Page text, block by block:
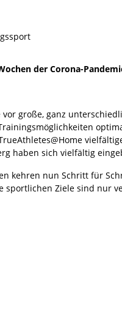
der Corona-
große, ganz
haben sich vielfältig
kehren nun Schritt für
Ziele sind nur